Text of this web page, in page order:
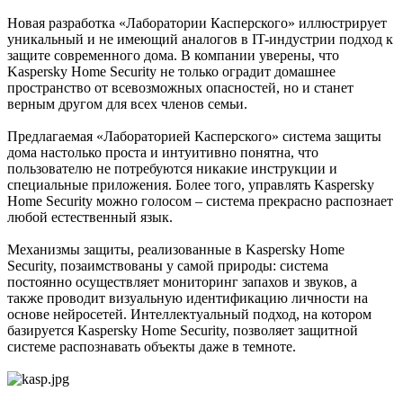
Новая разработка «Лаборатории Касперского» иллюстрирует
уникальный и не имеющий аналогов в IT-индустрии подход к
защите современного дома. В компании уверены, что
Kaspersky Home Security не только оградит домашнее
пространство от всевозможных опасностей, но и станет
верным другом для всех членов семьи.
Предлагаемая «Лабораторией Касперского» система защиты
дома настолько проста и интуитивно понятна, что
пользователю не потребуются никакие инструкции и
специальные приложения. Более того, управлять Kaspersky
Home Security можно голосом – система прекрасно распознает
любой естественный язык.
Механизмы защиты, реализованные в Kaspersky Home
Security, позаимствованы у самой природы: система
постоянно осуществляет мониторинг запахов и звуков, а
также проводит визуальную идентификацию личности на
основе нейросетей. Интеллектуальный подход, на котором
базируется Kaspersky Home Security, позволяет защитной
системе распознавать объекты даже в темноте.